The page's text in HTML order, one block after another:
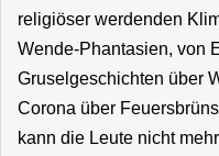
religiöser werdenden
Wende-Phantasien, von
Gruselgeschichten über
Corona über
kann die Leute nicht